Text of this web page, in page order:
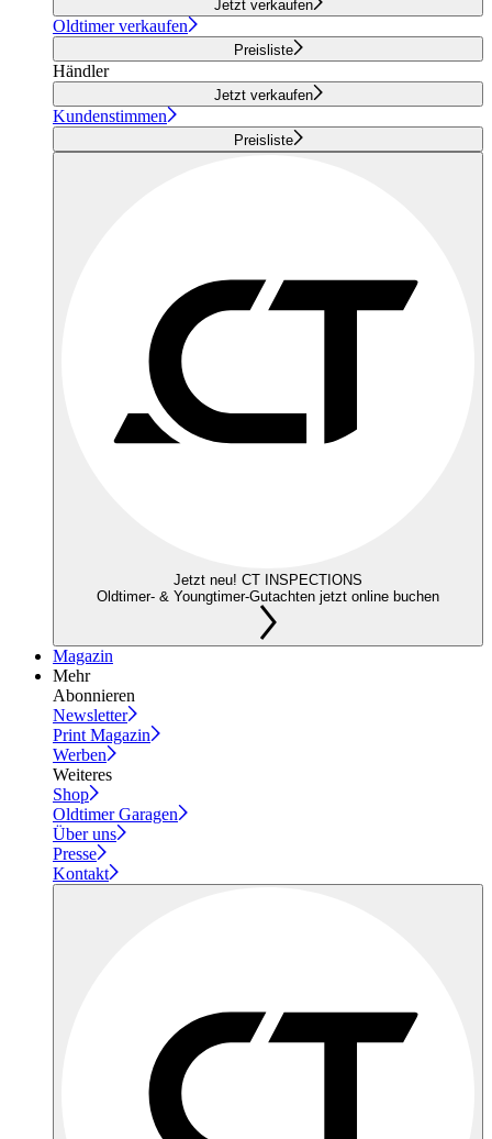
Jetzt verkaufen
Oldtimer verkaufen
Preisliste
Händler
Jetzt verkaufen
Kundenstimmen
Preisliste
Jetzt neu! CT INSPECTIONS
Oldtimer- & Youngtimer-Gutachten jetzt online buchen
Magazin
Mehr
Abonnieren
Newsletter
Print Magazin
Werben
Weiteres
Shop
Oldtimer Garagen
Über uns
Presse
Kontakt